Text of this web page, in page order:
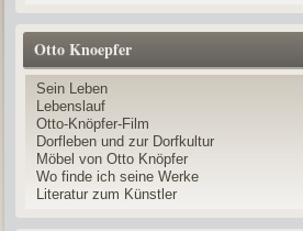
Otto Knoepfer
Sein Leben
Lebenslauf
Otto-Knöpfer-Film
Dorfleben und zur Dorfkultur
Möbel von Otto Knöpfer
Wo finde ich seine Werke
Literatur zum Künstler